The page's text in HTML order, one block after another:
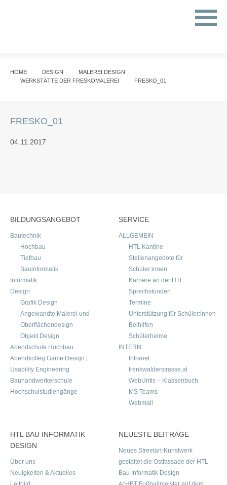
HOME DESIGN
MALEREI DESIGN
WERKSTÄTTE DER FRESKOMALEREI
FRESKO_01
FRESKO_01
04.11.2017
BILDUNGSANGEBOT
Bautechnik
Hochbau
Tiefbau
Bauinformatik
Informatik
Design
Grafik Design
Angewandte Malerei und
Oberflächendesign
Objekt Design
Abendschule Hochbau
Abendkolleg Game Design |
Usability Engineering
Bauhandwerkerschule
Hochschulstudiengänge
SERVICE
ALLGEMEIN
HTL Kantine
Stellenangebote für
Schüler:innen
Karriere an der HTL
Sprechstunden
Termine
Unterstützung für Schüler:innen
Beihilfen
Schülerheime
INTERN
Intranet
trenkwalderstrasse.at
WebUntis – Klassenbuch
MS Teams
Webmail
HTL BAU INFORMATIK
DESIGN
Über uns
Neuigkeiten & Aktuelles
NEUESTE BEITRÄGE
Neues Streetart-Kunstwerk
gestaltet die Ostfassade der HTL
Bau Informatik Design